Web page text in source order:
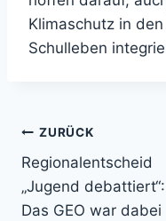
Klimaschutz in
Schulleben
ZURÜCK
Regionalentscheid
„Jugend debattiert“:
Das GEO war dabei